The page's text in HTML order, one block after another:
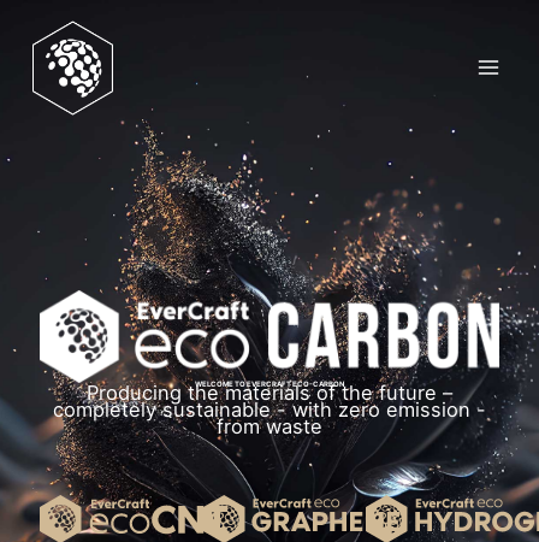
Inhalt
springen
WELCOME TO EVERCRAFT ECO-CARBON
Producing the materials of the future –
completely sustainable - with zero emission -
from waste